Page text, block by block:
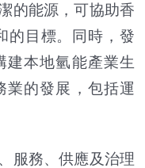
的能源，可協助香
的目標。同時，發
建本地氫能產業生
業的發展，包括運
服務、供應及治理